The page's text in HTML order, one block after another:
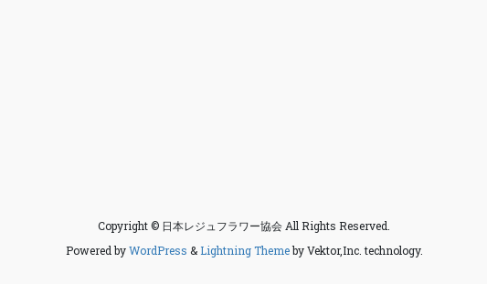
Copyright © 日本レジュフラワー協会 All Rights Reserved.
Powered byWordPress &Lightning Themeby Vektor,Inc. technology.